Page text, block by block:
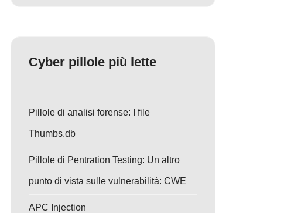
Cyber pillole più lette
Pillole di analisi forense: I file
Thumbs.db
Pillole di Pentration Testing: Un altro
punto di vista sulle vulnerabilità: CWE
APC Injection